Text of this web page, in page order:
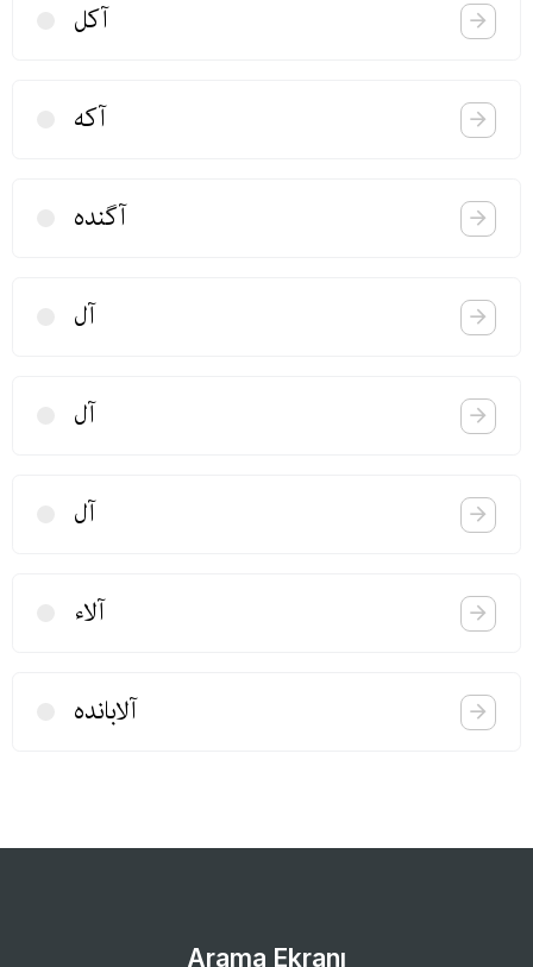
آكل
آكه
آگنده
آل
آل
آل
آلاء
آلابانده
Arama Ekranı